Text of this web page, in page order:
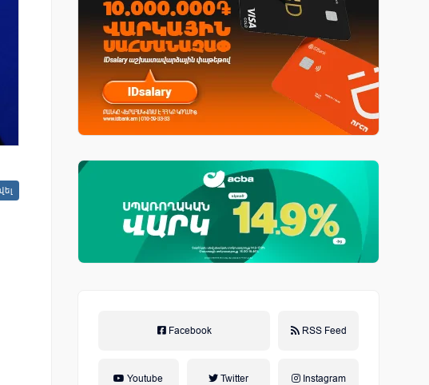
Facebook RSS Feed
Youtube Twitter Instagram